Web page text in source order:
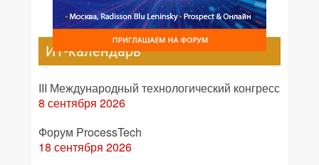
ИТ-календарь
III Международный технологический конгресс
8 сентября 2026
Форум ProcessTech
18 сентября 2026